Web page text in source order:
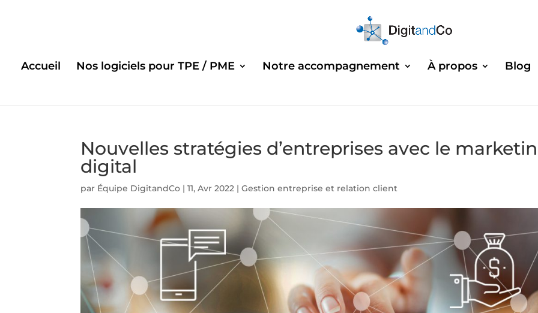
Accueil Nos logiciels pour TPE / PME Notre accompagnement À propos Blog
Nouvelles stratégies d’entreprises avec le
digital
par Équipe DigitandCo |11, Avr 2022 |Gestion entreprise et relation client